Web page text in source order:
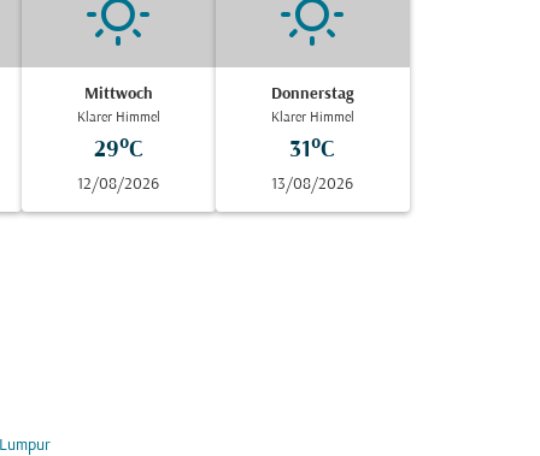
Mittwoch
Klarer Himmel
29°C
12/08/2026
Donnerstag
Klarer Himmel
31°C
13/08/2026